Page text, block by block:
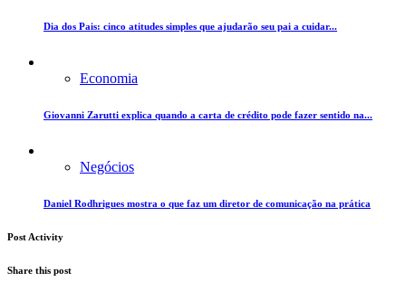
Dia dos Pais: cinco atitudes simples que ajudarão seu pai a cuidar...
Economia
Giovanni Zarutti explica quando a carta de crédito pode fazer sentido na...
Negócios
Daniel Rodhrigues mostra o que faz um diretor de comunicação na prática
Post Activity
Share this post